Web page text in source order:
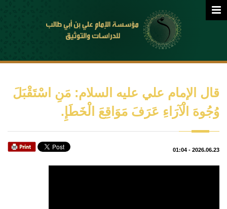
قال الإمام علي عليه السلام: مَنِ اسْتَقْبَلَ
وُجُوهَ الْآرَاءِ عَرَفَ مَوَاقِعَ الْخَطَإِ.
2026.06.23
-
01:04